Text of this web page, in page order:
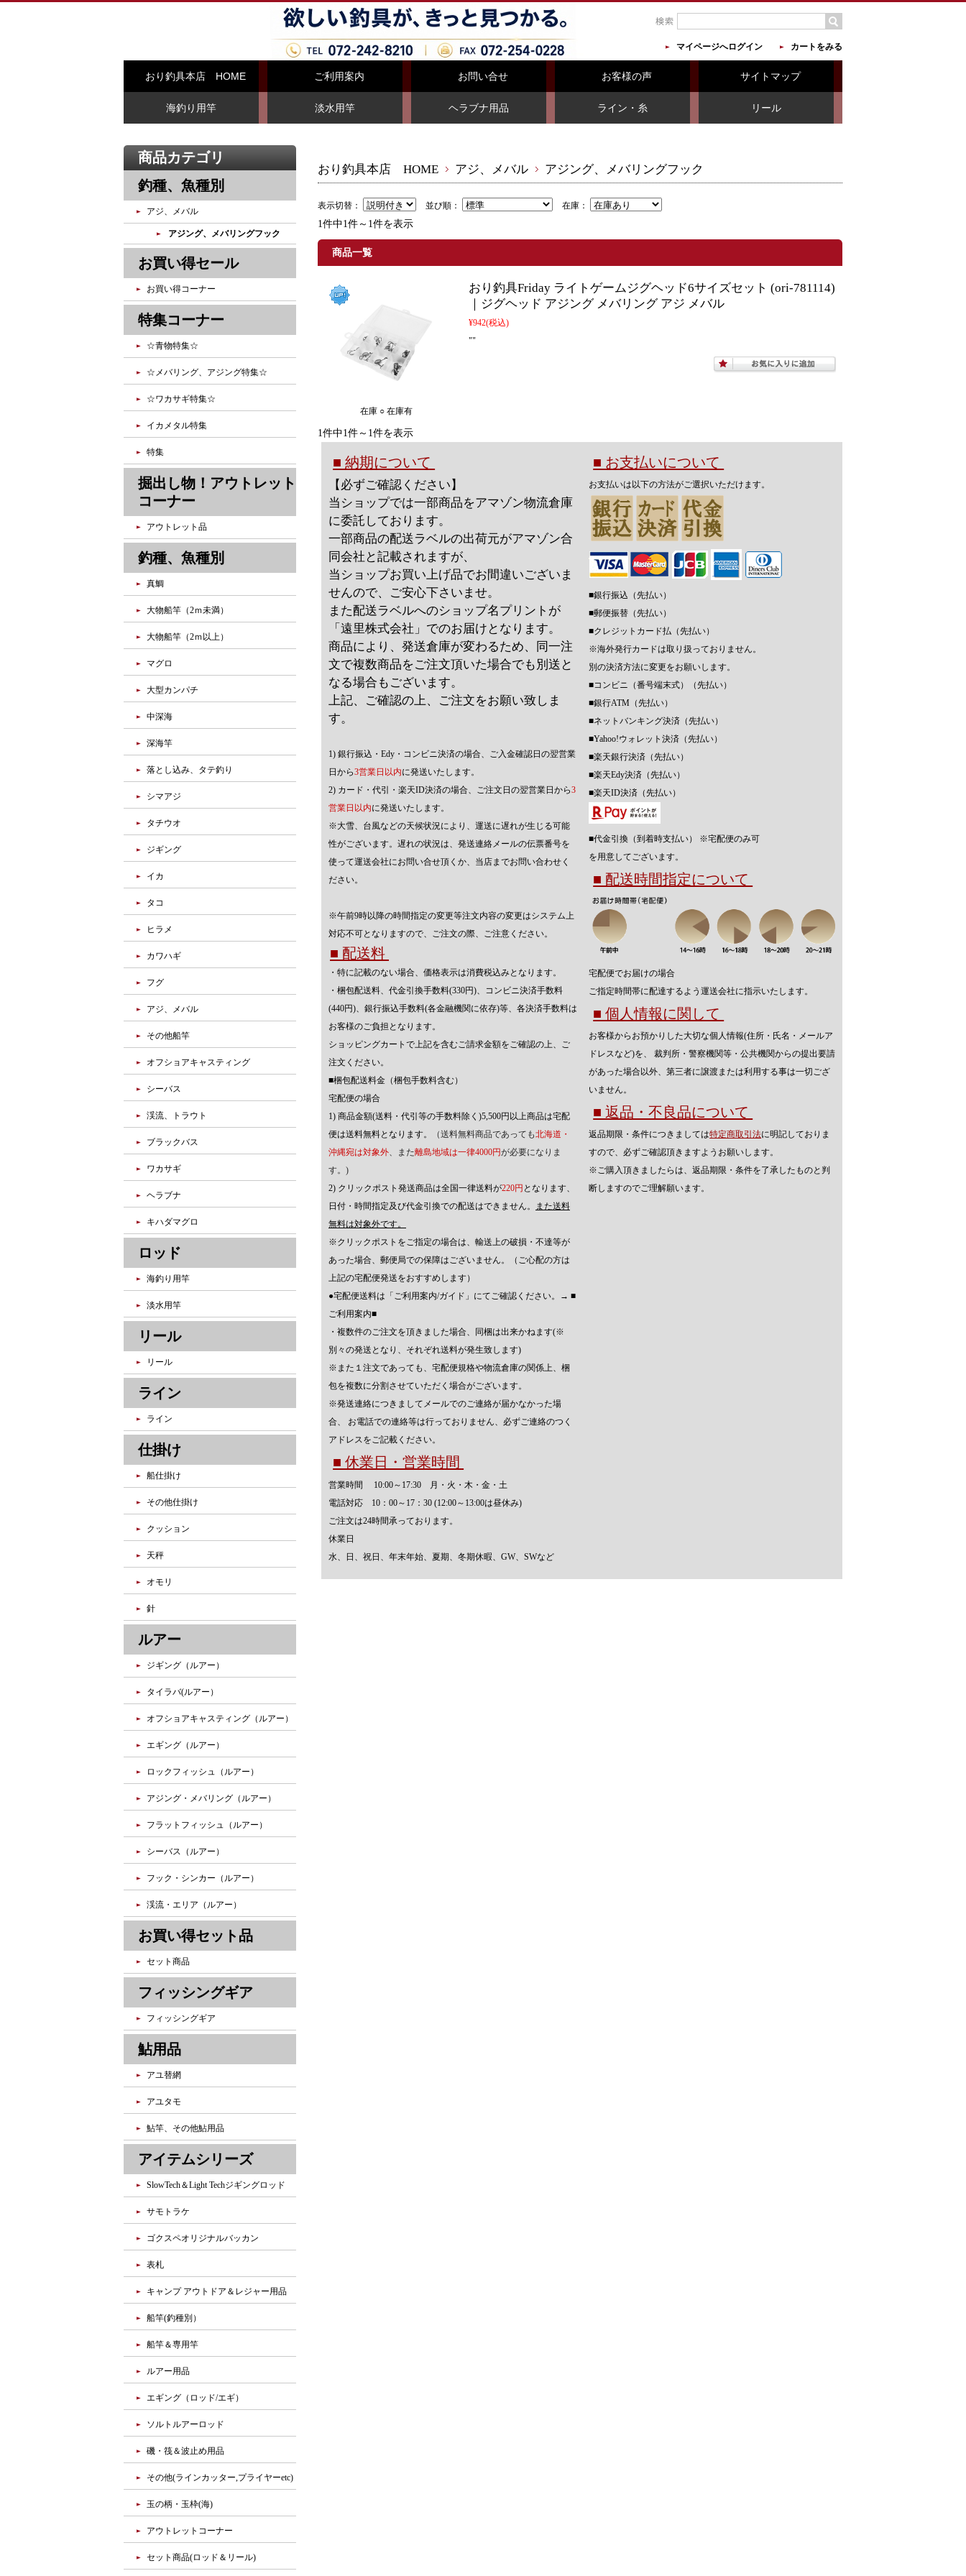
マイページへログイン カートをみる
おり釣具本店 HOME ご利用案内 お問い合せ お客様の声 サイトマップ
海釣り用竿 淡水用竿 ヘラブナ用品 ライン・糸 リール
おり釣具本店 HOME アジ、メバル アジング、メバリングフック
表示切替： 並び順： 在庫：
1件中1件～1件を表示
商品一覧
在庫 ○ 在庫有
おり釣具Friday ライトゲームジグヘッド6サイズセット (ori-781114)
｜ジグヘッド アジング メバリング アジ メバル
¥942(税込)
""
1件中1件～1件を表示
■ 納期について
【必ずご確認ください】
当ショップでは一部商品をアマゾン物流倉庫
に委託しております。
一部商品の配送ラベルの出荷元がアマゾン合
同会社と記載されますが、
当ショップお買い上げ品でお間違いございま
せんので、ご安心下さいませ。
また配送ラベルへのショップ名プリントが
「遠里株式会社」でのお届けとなります。
商品により、発送倉庫が変わるため、同一注
文で複数商品をご注文頂いた場合でも別送と
なる場合もございます。
上記、ご確認の上、ご注文をお願い致しま
す。
1) 銀行振込・Edy・コンビニ決済の場合、ご入金確認日の翌営業
日から3営業日以内に発送いたします。
2) カード・代引・楽天ID決済の場合、ご注文日の翌営業日から3
営業日以内に発送いたします。
※大雪、台風などの天候状況により、運送に遅れが生じる可能
性がございます。遅れの状況は、発送連絡メールの伝票番号を
使って運送会社にお問い合せ頂くか、当店までお問い合わせく
ださい。
※午前9時以降の時間指定の変更等注文内容の変更はシステム上
対応不可となりますので、ご注文の際、ご注意ください。
■ 配送料
・特に記載のない場合、価格表示は消費税込みとなります。
・梱包配送料、代金引換手数料(330円)、コンビニ決済手数料
(440円)、銀行振込手数料(各金融機関に依存)等、各決済手数料は
お客様のご負担となります。
ショッピングカートで上記を含むご請求金額をご確認の上、ご
注文ください。
■梱包配送料金（梱包手数料含む）
宅配便の場合
1) 商品金額(送料・代引等の手数料除く)5,500円以上商品は宅配
便は送料無料となります。
（送料無料商品であっても北海道・
沖縄宛は対象外、また離島地域は一律4000円が必要になりま
す。)
2) クリックポスト発送商品は全国一律送料が220円 となります、
日付・時間指定及び代金引換での配送はできません。
また送料
無料は対象外です。
※クリックポストをご指定の場合は、輸送上の破損・不達等が
あった場合、郵便局での保障はございません。（ご心配の方は
上記の宅配便発送をおすすめします）
●宅配便送料は「ご利用案内/ガイド」にてご確認ください。→ ■
ご利用案内■
・複数件のご注文を頂きました場合、同梱は出来かねます(※
別々の発送となり、それぞれ送料が発生致します)
※また１注文であっても、宅配便規格や物流倉庫の関係上、梱
包を複数に分割させていただく場合がございます。
※発送連絡につきましてメールでのご連絡が届かなかった場
合、 お電話での連絡等は行っておりません、必ずご連絡のつく
アドレスをご記載ください。
■ 休業日・営業時間
営業時間 10:00～17:30 月・火・木・金・土
電話対応 10：00～17：30 (12:00～13:00は昼休み)
ご注文は24時間承っております。
休業日
水、日、祝日、年末年始、夏期、冬期休暇、GW、SWなど
■ お支払いについて
お支払いは以下の方法がご選択いただけます。
■銀行振込（先払い）
■郵便振替（先払い）
■クレジットカード払（先払い）
※海外発行カードは取り扱っておりません。
別の決済方法に変更をお願いします。
■コンビニ（番号端末式）（先払い）
■銀行ATM（先払い）
■ネットバンキング決済（先払い）
■Yahoo!ウォレット決済（先払い）
■楽天銀行決済（先払い）
■楽天Edy決済（先払い）
■楽天ID決済（先払い）
■代金引換（到着時支払い） ※宅配便のみ可
を用意してございます。
■ 配送時間指定について
宅配便でお届けの場合
ご指定時間帯に配達するよう運送会社に指示いたします。
■ 個人情報に関して
お客様からお預かりした大切な個人情報(住所・氏名・メールア
ドレスなど)を、 裁判所・警察機関等・公共機関からの提出要請
があった場合以外、第三者に譲渡または利用する事は一切ござ
いません。
■ 返品・不良品について
返品期限・条件につきましては特定商取引法に明記しておりま
すので、必ずご確認頂きますようお願いします。
※ご購入頂きましたらは、返品期限・条件を了承したものと判
断しますのでご理解願います。
商品カテゴリ
釣種、魚種別
アジ、メバル
アジング、メバリングフック
お買い得セール
お買い得コーナー
特集コーナー
☆青物特集☆
☆メバリング、アジング特集☆
☆ワカサギ特集☆
イカメタル特集
特集
掘出し物！アウトレット
コーナー
アウトレット品
釣種、魚種別
真鯛
大物船竿（2ｍ未満）
大物船竿（2ｍ以上）
マグロ
大型カンパチ
中深海
深海竿
落とし込み、タテ釣り
シマアジ
タチウオ
ジギング
イカ
タコ
ヒラメ
カワハギ
フグ
アジ、メバル
その他船竿
オフショアキャスティング
シーバス
渓流、トラウト
ブラックバス
ワカサギ
ヘラブナ
キハダマグロ
ロッド
海釣り用竿
淡水用竿
リール
リール
ライン
ライン
仕掛け
船仕掛け
その他仕掛け
クッション
天秤
オモリ
針
ルアー
ジギング（ルアー）
タイラバ(ルアー）
オフショアキャスティング（ルアー）
エギング（ルアー）
ロックフィッシュ（ルアー）
アジング・メバリング（ルアー）
フラットフィッシュ（ルアー）
シーバス（ルアー）
フック・シンカー（ルアー）
渓流・エリア（ルアー）
お買い得セット品
セット商品
フィッシングギア
フィッシングギア
鮎用品
アユ替網
アユタモ
鮎竿、その他鮎用品
アイテムシリーズ
SlowTech＆Light Techジギングロッド
サモトラケ
ゴクスペオリジナルバッカン
表札
キャンプ アウトドア＆レジャー用品
船竿(釣種別）
船竿＆専用竿
ルアー用品
エギング（ロッド/エギ）
ソルトルアーロッド
磯・筏＆波止め用品
その他(ラインカッター,プライヤーetc)
玉の柄・玉枠(海)
アウトレットコーナー
セット商品(ロッド＆リール)